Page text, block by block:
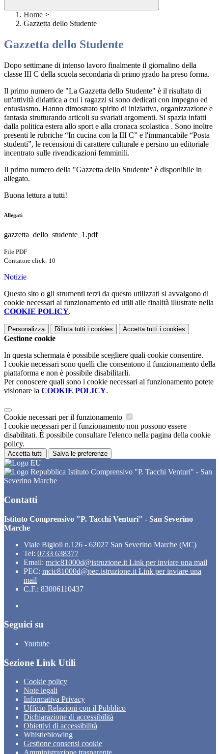
Home >
Gazzetta dello Studente
Gazzetta dello Studente
Dopo settimane di intenso lavoro finalmente il giornalino della
classe III C della scuola secondaria di primo grado ha preso forma.
Il primo numero de "La Gazzetta dello Studente" è il risultato di
un'attività didattica a cui i ragazzi si sono dedicati con impegno ed
entusiasmo. Hanno dimostrato spirito di iniziativa, organizzazione e
fantasia strutturando articoli su svariati argomenti. Si spazia infatti
dalla politica estera allo sport e alla cronaca scolastica . Sono inoltre
presenti le rubriche “In cucina con la III C” e l'immancabile “Posta
studenti”, le recensioni di carattere culturale e persino un editoriale
incentrato sulle rivendicazioni femminili.
Il primo numero della "Gazzetta dello Studente" è disponibile in
allegato.
Buona lettura a tutti!
Allegati
gazzetta_dello_studente_1.pdf
File PDF
Contatore click: 10
Notizie
Questo sito o gli strumenti terzi da questo utilizzati si avvalgono di
cookie necessari al funzionamento ed utili alle finalità illustrate nella
COOKIE POLICY.
Personalizza Rifiuta tutti i cookies Accetta tutti i cookies
Gestione cookie
In questa schermata è possibile scegliere quali cookie consentire.
I cookie necessari sono quelli che consentono il funzionamento della
piattaforma e non è possibile disabilitarli.
Per conoscere quali sono i cookie necessari al funzionamento potete
visionare la COOKIE POLICY.
Cookie necessari per il funzionamento
I cookie necessari per il funzionamento non possono essere
disabilitati. È possibile consultare l'elenco nella pagina della cookie
policy.
Accetta tutti Salva le preferenze
Istituto Comprensivo "P. Tacchi Venturi" - San
Severino Marche
Contatti
Istituto Comprensivo "P. Tacchi Venturi" - San Severino
Marche
Viale Bigioli n.126 - 62027 San Severino Marche (MC)
Tel: 0733 638377
Email: mcic81000d@istruzione.it Link per inviare una mail
PEC: mcic81000d@pec.istruzione.it Link per inviare una
mail
C.F.: 83006110437
Seguici su
Youtube
Sezione Link Utili
Cookie policy
Note legali
Informativa Privacy
Ufficio Relazioni con il Pubblico
Dichiarazione di accessibilità
Obiettivi di accessibilità
Whistleblowing
Gestione consensi cookie